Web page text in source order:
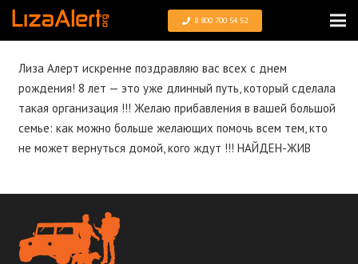
8 800 700 54 52
Лиза Алерт искренне поздравляю вас всех с днем
рождения! 8 лет — это уже длинный путь, который сделала
такая организация !!! Желаю прибавления в вашей большой
семье: как можно больше желающих помочь всем тем, кто
не может вернуться домой, кого ждут !!! НАЙДЕН-ЖИВ